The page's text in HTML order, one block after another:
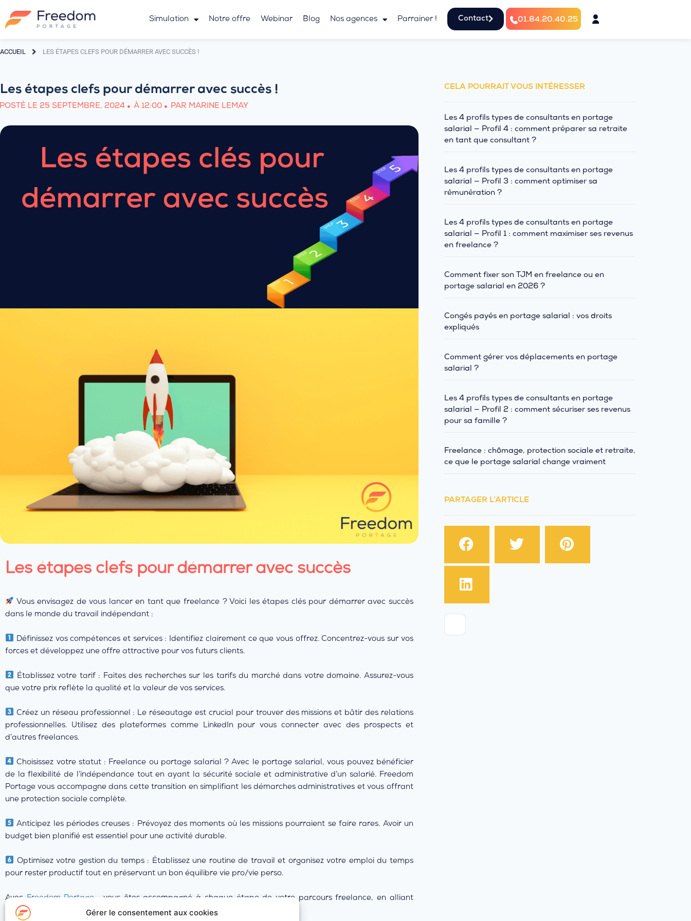
Gérer le consentement aux cookies
Simulation Notre offre Webinar Blog Nos agences Parrainer ! Contact 01.84.20.40.25
ACCUEIL LES ÉTAPES CLEFS POUR DÉMARRER AVEC SUCCÈS !
Les étapes clefs pour démarrer avec succès !
POSTÉ LE 25 SEPTEMBRE, 2024 À 12:00 PAR MARINE LEMAY
Les étapes clefs pour démarrer avec succès
Vous envisagez de vous lancer en tant que freelance ? Voici les étapes clés pour démarrer avec succès
dans le monde du travail indépendant :
Définissez vos compétences et services : Identifiez clairement ce que vous offrez. Concentrez-vous sur vos
forces et développez une offre attractive pour vos futurs clients.
Établissez votre tarif : Faites des recherches sur les tarifs du marché dans votre domaine. Assurez-vous
que votre prix reflète la qualité et la valeur de vos services.
Créez un réseau professionnel : Le réseautage est crucial pour trouver des missions et bâtir des relations
professionnelles. Utilisez des plateformes comme LinkedIn pour vous connecter avec des prospects et
d’autres freelances.
Choisissez votre statut : Freelance ou portage salarial ? Avec le portage salarial, vous pouvez bénéficier
de la flexibilité de l’indépendance tout en ayant la sécurité sociale et administrative d’un salarié. Freedom
Portage vous accompagne dans cette transition en simplifiant les démarches administratives et vous offrant
une protection sociale complète.
Anticipez les périodes creuses : Prévoyez des moments où les missions pourraient se faire rares. Avoir un
budget bien planifié est essentiel pour une activité durable.
Optimisez votre gestion du temps : Établissez une routine de travail et organisez votre emploi du temps
pour rester productif tout en préservant un bon équilibre vie pro/vie perso.
Avec Freedom Portage
, vous êtes accompagné à chaque étape de votre parcours freelance, en alliant
liberté et sécurité. Alors, prêt à vous lancer ?
CELA POURRAIT VOUS INTÉRESSER
Les 4 profils types de consultants en portage
salarial — Profil 4 : comment préparer sa retraite
en tant que consultant ?
Les 4 profils types de consultants en portage
salarial — Profil 3 : comment optimiser sa
rémunération ?
Les 4 profils types de consultants en portage
salarial — Profil 1 : comment maximiser ses revenus
en freelance ?
Comment fixer son TJM en freelance ou en
portage salarial en 2026 ?
Congés payés en portage salarial : vos droits
expliqués
Comment gérer vos déplacements en portage
salarial ?
Les 4 profils types de consultants en portage
salarial — Profil 2 : comment sécuriser ses revenus
pour sa famille ?
Freelance : chômage, protection sociale et retraite,
ce que le portage salarial change vraiment
PARTAGER L’ARTICLE